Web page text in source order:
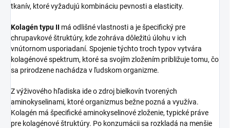
tkanív, ktoré vyžadujú kombináciu pevnosti a elasticity.
Kolagén typu II má odlišné vlastnosti a je špecifický pre
chrupavkové štruktúry, kde zohráva dôležitú úlohu v ich
vnútornom usporiadaní. Spojenie týchto troch typov vytvára
kolagénové spektrum, ktoré sa svojím zložením približuje tomu, čo
sa prirodzene nachádza v ľudskom organizme.
Z výživového hľadiska ide o zdroj bielkovín tvorených
aminokyselinami, ktoré organizmus bežne pozná a využíva.
Kolagén má špecifické aminokyselinové zloženie, typické práve
pre kolagénové štruktúry. Po konzumácii sa rozkladá na menšie